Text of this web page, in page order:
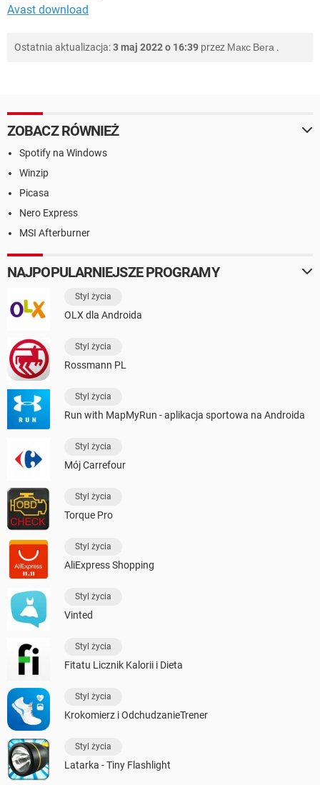
Avast download
Ostatnia aktualizacja:3 maj 2022 o 16:39 przez Макс Вега .
ZOBACZ RÓWNIEŻ
Spotify na Windows
Winzip
Picasa
Nero Express
MSI Afterburner
NAJPOPULARNIEJSZE PROGRAMY
Styl życia
OLX dla Androida
Styl życia
Rossmann PL
Styl życia
Run with MapMyRun - aplikacja sportowa na Androida
Styl życia
Mój Carrefour
Styl życia
Torque Pro
Styl życia
AliExpress Shopping
Styl życia
Vinted
Styl życia
Fitatu Licznik Kalorii i Dieta
Styl życia
Krokomierz i OdchudzanieTrener
Styl życia
Latarka - Tiny Flashlight